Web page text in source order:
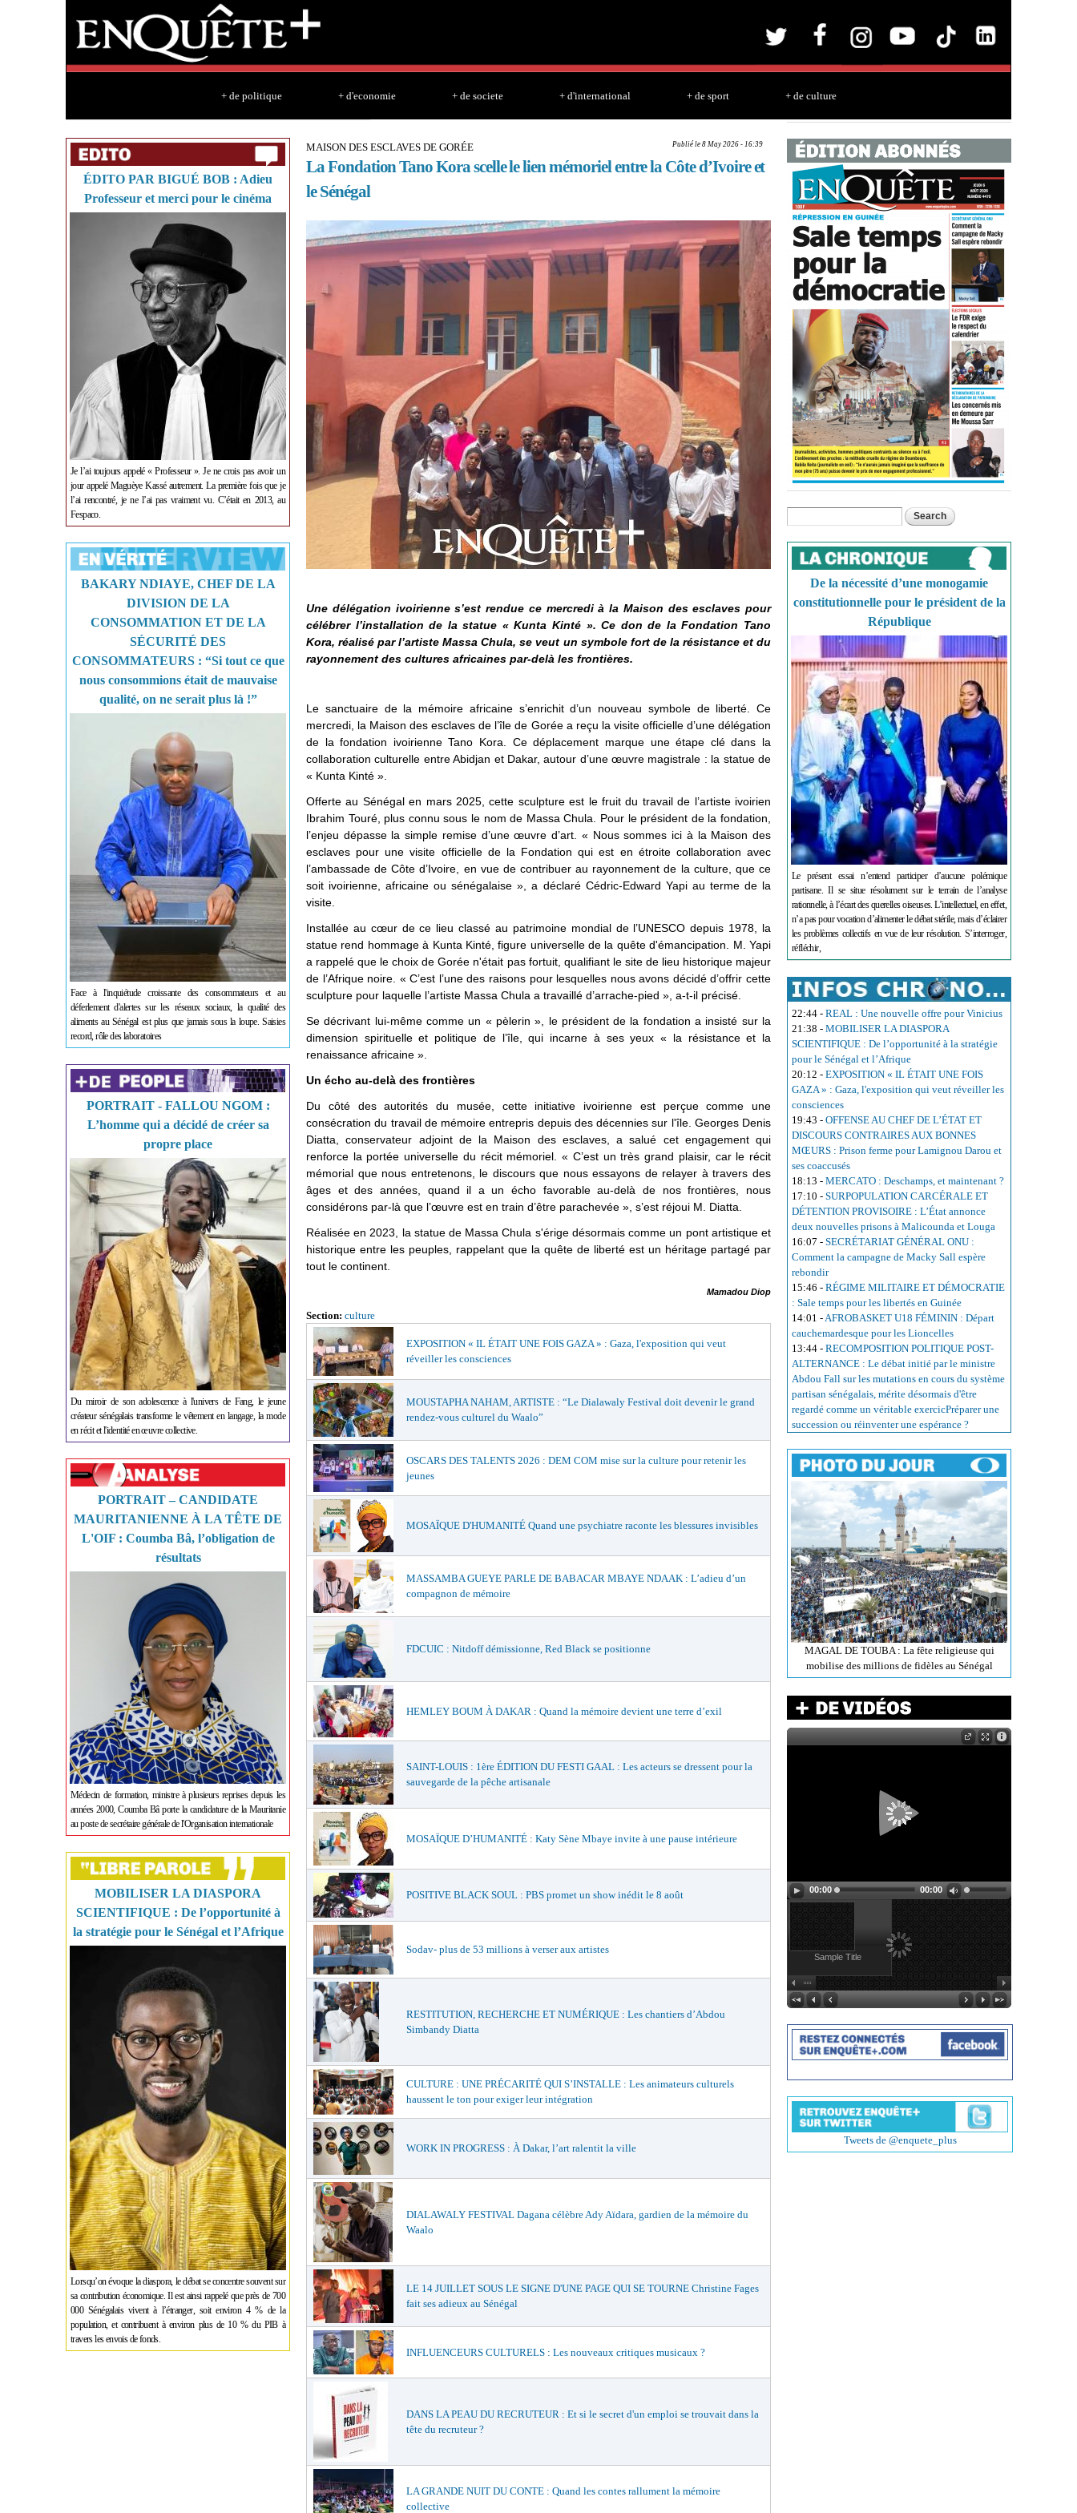
+ de politique + d'economie + de societe + d'international + de sport + de culture
ÉDITO PAR BIGUÉ BOB : Adieu
Professeur et merci pour le cinéma
Je l’ai toujours appelé « Professeur ». Je ne crois pas avoir un
jour appelé Maguèye Kassé autrement. La première fois que je
l’ai rencontré, je ne l’ai pas vraiment vu. C’était en 2013, au
Fespaco.
BAKARY NDIAYE, CHEF DE LA
DIVISION DE LA
CONSOMMATION ET DE LA
SÉCURITÉ DES
CONSOMMATEURS : “Si tout ce que
nous consommions était de mauvaise
qualité, on ne serait plus là !”
Face à l'inquiétude croissante des consommateurs et au
déferlement d'alertes sur les réseaux sociaux, la qualité des
aliments au Sénégal est plus que jamais sous la loupe. Saisies
record, rôle des laboratoires
PORTRAIT - FALLOU NGOM :
L’homme qui a décidé de créer sa
propre place
Du miroir de son adolescence à l'univers de Fang, le jeune
créateur sénégalais transforme le vêtement en langage, la mode
en récit et l'identité en œuvre collective.
PORTRAIT – CANDIDATE
MAURITANIENNE À LA TÊTE DE
L'OIF : Coumba Bâ, l’obligation de
résultats
Médecin de formation, ministre à plusieurs reprises depuis les
années 2000, Coumba Bâ porte la candidature de la Mauritanie
au poste de secrétaire générale de l'Organisation internationale
MOBILISER LA DIASPORA
SCIENTIFIQUE : De l’opportunité à
la stratégie pour le Sénégal et l’Afrique
Lorsqu’on évoque la diaspora, le débat se concentre souvent sur
sa contribution économique. Il est ainsi rappelé que près de 700
000 Sénégalais vivent à l’étranger, soit environ 4 % de la
population, et contribuent à environ plus de 10 % du PIB à
travers les envois de fonds.
Publié le 8 May 2026 - 16:39
MAISON DES ESCLAVES DE GORÉE
La Fondation Tano Kora scelle le lien mémoriel entre la Côte d’Ivoire et
le Sénégal
Une délégation ivoirienne s’est rendue ce mercredi à la Maison des esclaves pour
célébrer l’installation de la statue « Kunta Kinté ». Ce don de la Fondation Tano
Kora, réalisé par l’artiste Massa Chula, se veut un symbole fort de la résistance et du
rayonnement des cultures africaines par-delà les frontières.
Le sanctuaire de la mémoire africaine s’enrichit d’un nouveau symbole de liberté. Ce
mercredi, la Maison des esclaves de l’île de Gorée a reçu la visite officielle d’une délégation
de la fondation ivoirienne Tano Kora. Ce déplacement marque une étape clé dans la
collaboration culturelle entre Abidjan et Dakar, autour d’une œuvre magistrale : la statue de
« Kunta Kinté ».
Offerte au Sénégal en mars 2025, cette sculpture est le fruit du travail de l’artiste ivoirien
Ibrahim Touré, plus connu sous le nom de Massa Chula. Pour le président de la fondation,
l’enjeu dépasse la simple remise d’une œuvre d’art. « Nous sommes ici à la Maison des
esclaves pour une visite officielle de la Fondation qui est en étroite collaboration avec
l’ambassade de Côte d’Ivoire, en vue de contribuer au rayonnement de la culture, que ce
soit ivoirienne, africaine ou sénégalaise », a déclaré Cédric-Edward Yapi au terme de la
visite.
Installée au cœur de ce lieu classé au patrimoine mondial de l’UNESCO depuis 1978, la
statue rend hommage à Kunta Kinté, figure universelle de la quête d'émancipation. M. Yapi
a rappelé que le choix de Gorée n'était pas fortuit, qualifiant le site de lieu historique majeur
de l’Afrique noire. « C’est l’une des raisons pour lesquelles nous avons décidé d’offrir cette
sculpture pour laquelle l’artiste Massa Chula a travaillé d’arrache-pied », a-t-il précisé.
Se décrivant lui-même comme un « pèlerin », le président de la fondation a insisté sur la
dimension spirituelle et politique de l’île, qui incarne à ses yeux « la résistance et la
renaissance africaine ».
Un écho au-delà des frontières
Du côté des autorités du musée, cette initiative ivoirienne est perçue comme une
consécration du travail de mémoire entrepris depuis des décennies sur l'île. Georges Denis
Diatta, conservateur adjoint de la Maison des esclaves, a salué cet engagement qui
renforce la portée universelle du récit mémoriel. « C’est un très grand plaisir, car le récit
mémorial que nous entretenons, le discours que nous essayons de relayer à travers des
âges et des années, quand il a un écho favorable au-delà de nos frontières, nous
considérons par-là que l’œuvre est en train d’être parachevée », s’est réjoui M. Diatta.
Réalisée en 2023, la statue de Massa Chula s'érige désormais comme un pont artistique et
historique entre les peuples, rappelant que la quête de liberté est un héritage partagé par
tout le continent.
Mamadou Diop
Section: culture
EXPOSITION « IL ÉTAIT UNE FOIS GAZA » : Gaza, l'exposition qui veut
réveiller les consciences
MOUSTAPHA NAHAM, ARTISTE : “Le Dialawaly Festival doit devenir le grand
rendez-vous culturel du Waalo”
OSCARS DES TALENTS 2026 : DEM COM mise sur la culture pour retenir les
jeunes
MOSAÏQUE D'HUMANITÉ Quand une psychiatre raconte les blessures invisibles
MASSAMBA GUEYE PARLE DE BABACAR MBAYE NDAAK : L’adieu d’un
compagnon de mémoire
FDCUIC : Nitdoff démissionne, Red Black se positionne
HEMLEY BOUM À DAKAR : Quand la mémoire devient une terre d’exil
SAINT-LOUIS : 1ère ÉDITION DU FESTI GAAL : Les acteurs se dressent pour la
sauvegarde de la pêche artisanale
MOSAÏQUE D’HUMANITÉ : Katy Sène Mbaye invite à une pause intérieure
POSITIVE BLACK SOUL : PBS promet un show inédit le 8 août
Sodav- plus de 53 millions à verser aux artistes
RESTITUTION, RECHERCHE ET NUMÉRIQUE : Les chantiers d’Abdou
Simbandy Diatta
CULTURE : UNE PRÉCARITÉ QUI S’INSTALLE : Les animateurs culturels
haussent le ton pour exiger leur intégration
WORK IN PROGRESS : À Dakar, l’art ralentit la ville
DIALAWALY FESTIVAL Dagana célèbre Ady Aïdara, gardien de la mémoire du
Waalo
LE 14 JUILLET SOUS LE SIGNE D'UNE PAGE QUI SE TOURNE Christine Fages
fait ses adieux au Sénégal
INFLUENCEURS CULTURELS : Les nouveaux critiques musicaux ?
DANS LA PEAU DU RECRUTEUR : Et si le secret d'un emploi se trouvait dans la
tête du recruteur ?
LA GRANDE NUIT DU CONTE : Quand les contes rallument la mémoire
collective
Search form
De la nécessité d’une monogamie
constitutionnelle pour le président de la
République
Le présent essai n’entend participer d’aucune polémique
partisane. Il se situe résolument sur le terrain de l’analyse
rationnelle, à l’écart des querelles oiseuses. L’intellectuel, en effet,
n’a pas pour vocation d’alimenter le débat stérile, mais d’éclairer
les problèmes collectifs en vue de leur résolution. S’interroger,
réfléchir,
22:44 - REAL : Une nouvelle offre pour Vinicius
21:38 - MOBILISER LA DIASPORA
SCIENTIFIQUE : De l’opportunité à la stratégie
pour le Sénégal et l’Afrique
20:12 - EXPOSITION « IL ÉTAIT UNE FOIS
GAZA » : Gaza, l'exposition qui veut réveiller les
consciences
19:43 - OFFENSE AU CHEF DE L’ÉTAT ET
DISCOURS CONTRAIRES AUX BONNES
MŒURS : Prison ferme pour Lamignou Darou et
ses coaccusés
18:13 - MERCATO : Deschamps, et maintenant ?
17:10 - SURPOPULATION CARCÉRALE ET
DÉTENTION PROVISOIRE : L’État annonce
deux nouvelles prisons à Malicounda et Louga
16:07 - SECRÉTARIAT GÉNÉRAL ONU :
Comment la campagne de Macky Sall espère
rebondir
15:46 - RÉGIME MILITAIRE ET DÉMOCRATIE
: Sale temps pour les libertés en Guinée
14:01 -AFROBASKET U18 FÉMININ : Départ
cauchemardesque pour les Lioncelles
13:44 - RECOMPOSITION POLITIQUE POST-
ALTERNANCE : Le débat initié par le ministre
Abdou Fall sur les mutations en cours du système
partisan sénégalais, mérite désormais d'être
regardé comme un véritable exercicPréparer une
succession ou réinventer une espérance ?
MAGAL DE TOUBA : La fête religieuse qui
mobilise des millions de fidèles au Sénégal
00:00 00:00
Sample Title
Tweets de @enquete_plus